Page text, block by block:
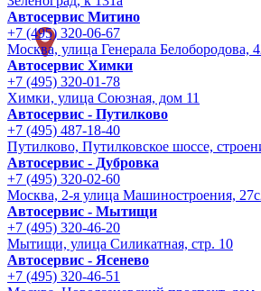
Автосервис Митино
+7 (495) 320-06-67
Москва, улица Генерала Белобородова,
Автосервис Химки
+7 (495) 320-01-78
Химки, улица Союзная, дом 11
Автосервис - Путилково
+7 (495) 487-18-40
Путилково, Путилковское шоссе,
Автосервис - Дубровка
+7 (495) 320-02-60
Москва, 2-я улица Машиностроения,
Автосервис - Мытищи
+7 (495) 320-46-20
Мытищи, улица Силикатная, стр. 10
Автосервис - Ясенево
+7 (495) 320-46-51